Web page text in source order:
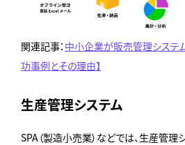
関連記事： 中小企業が販売管理システ
功事例とその理由】
生産管理システム
SPA（製造小売業）などでは、生産管